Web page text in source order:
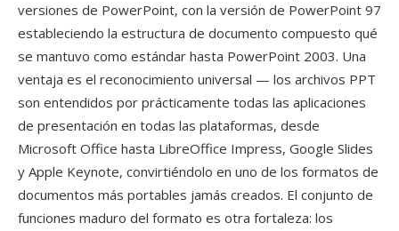
versiones de PowerPoint, con la versión de PowerPoint 97
estableciendo la estructura de documento compuesto qué
se mantuvo como estándar hasta PowerPoint 2003. Una
ventaja es el reconocimiento universal — los archivos PPT
son entendidos por prácticamente todas las aplicaciones
de presentación en todas las plataformas, desde
Microsoft Office hasta LibreOffice Impress, Google Slides
y Apple Keynote, convirtiéndolo en uno de los formatos de
documentos más portables jamás creados. El conjunto de
funciones maduro del formato es otra fortaleza: los